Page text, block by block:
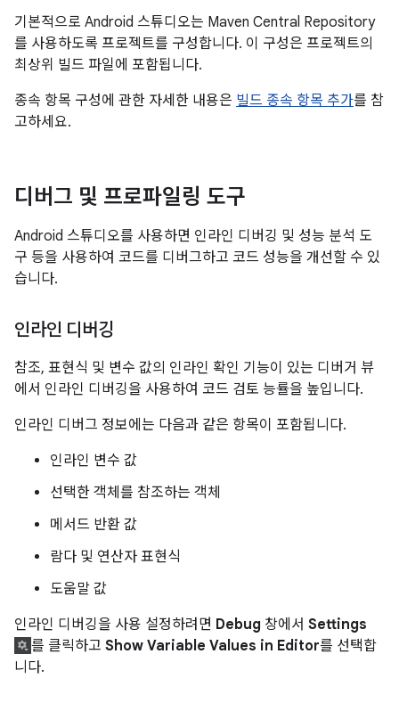
기본적으로 Android 스튜디오는 Maven Central Repository
를 사용하도록 프로젝트를 구성합니다. 이 구성은 프로젝트의
최상위 빌드 파일에 포함됩니다.
종속 항목 구성에 관한 자세한 내용은 빌드 종속 항목 추가를 참
고하세요.
디버그 및 프로파일링 도구
Android 스튜디오를 사용하면 인라인 디버깅 및 성능 분석 도
구 등을 사용하여 코드를 디버그하고 코드 성능을 개선할 수 있
습니다.
인라인 디버깅
참조, 표현식 및 변수 값의 인라인 확인 기능이 있는 디버거 뷰
에서 인라인 디버깅을 사용하여 코드 검토 능률을 높입니다.
인라인 디버그 정보에는 다음과 같은 항목이 포함됩니다.
인라인 변수 값
선택한 객체를 참조하는 객체
메서드 반환 값
람다 및 연산자 표현식
도움말 값
인라인 디버깅을 사용 설정하려면 Debug 창에서 Settings
를 클릭하고 Show Variable Values in Editor를 선택합
니다.